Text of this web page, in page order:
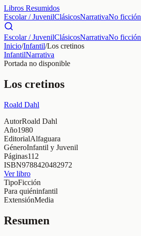
Libros Resumidos
Escolar / JuvenilClásicosNarrativaNo ficción
Escolar / JuvenilClásicosNarrativaNo ficción
Inicio/Infantil/Los cretinos
InfantilNarrativa
Portada no disponible
Los cretinos
Roald Dahl
AutorRoald Dahl
Año1980
EditorialAlfaguara
GéneroInfantil y Juvenil
Páginas112
ISBN9788420482972
Ver libro
TipoFicción
Para quiéninfantil
ExtensiónMedia
Resumen